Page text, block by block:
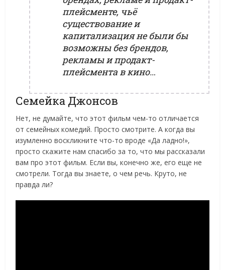
плейсменте, чьё
существование и
капитализация не были бы
возможны без брендов,
рекламы и продакт-
плейсмента в кино…
Семейка Джонсов
Нет, не думайте, что этот фильм чем-то отличается
от семейных комедий. Просто смотрите. А когда вы
изумленно воскликните что-то вроде «Да ладно!»,
просто скажите нам спасибо за то, что мы рассказали
вам про этот фильм. Если вы, конечно же, его еще не
смотрели. Тогда вы знаете, о чем речь. Круто, не
правда ли?